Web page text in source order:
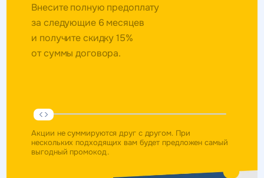
Внесите полную предоплату
за следующие 6 месяцев
и получите скидку 15%
от суммы договора.
Акции не суммируются друг с другом. При
нескольких подходящих вам будет предложен самый
выгодный промокод.